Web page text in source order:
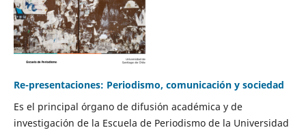
Re-presentaciones: Periodismo, comunicación y sociedad
Es el principal órgano de difusión académica y de
investigación de la Escuela de Periodismo de la Universidad